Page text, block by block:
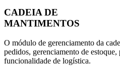
CADEIA DE
MANTIMENTOS
O módulo de gerenciamento da
pedidos, gerenciamento de
funcionalidade de logística.